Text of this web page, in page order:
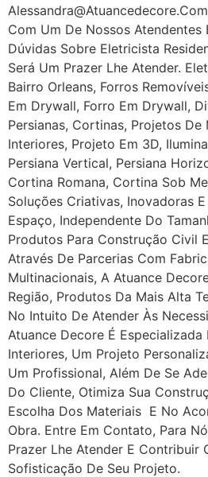
Com Um De Nossos Atendentes
Dúvidas Sobre Eletricista
Será Um Prazer Lhe Atender.
Bairro Orleans, Forros
Em Drywall, Forro Em Drywall,
Persianas, Cortinas, Projetos
Interiores, Projeto Em 3D,
Persiana Vertical, Persiana
Cortina Romana, Cortina Sob
Soluções Criativas, Inovadoras
Espaço, Independente Do
Produtos Para Construção Civil
Através De Parcerias Com
Multinacionais, A Atuance
Região, Produtos Da Mais Alta
No Intuito De Atender Às
Atuance Decore É
Interiores, Um Projeto
Um Profissional, Além De Se
Do Cliente, Otimiza Sua
Escolha Dos Materiais E No
Obra. Entre Em Contato, Para
Prazer Lhe Atender E Contribuir
Sofisticação De Seu Projeto.